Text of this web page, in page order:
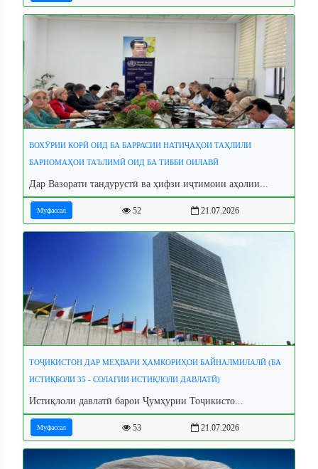
ВОХӮРИИ КОРӢ ОИД БА БАРРАСИИ НАТИҶАҲОИ ТАҲЛИЛИ
БАРНОМАҲОИ ТАЪЛИМӢ ОИД БА ТИББИ ОИЛАВӢ
Дар Вазорати тандурустӣ ва ҳифзи иҷтимоии аҳолии...
Муфассал 52 21.07.2026
ТОҶИКИСТОН ДАР МЕҲВАРИ ҲАМКОРИҲОИ БАЙНАЛМИЛАЛӢ (БА
ИСТИҚБОЛИ 35 - СОЛАГИИ ИСТИҚЛОЛИ ДАВЛАТӢ)
Истиқлоли давлатӣ барои Ҷумҳурии Тоҷикисто...
Муфассал 53 21.07.2026